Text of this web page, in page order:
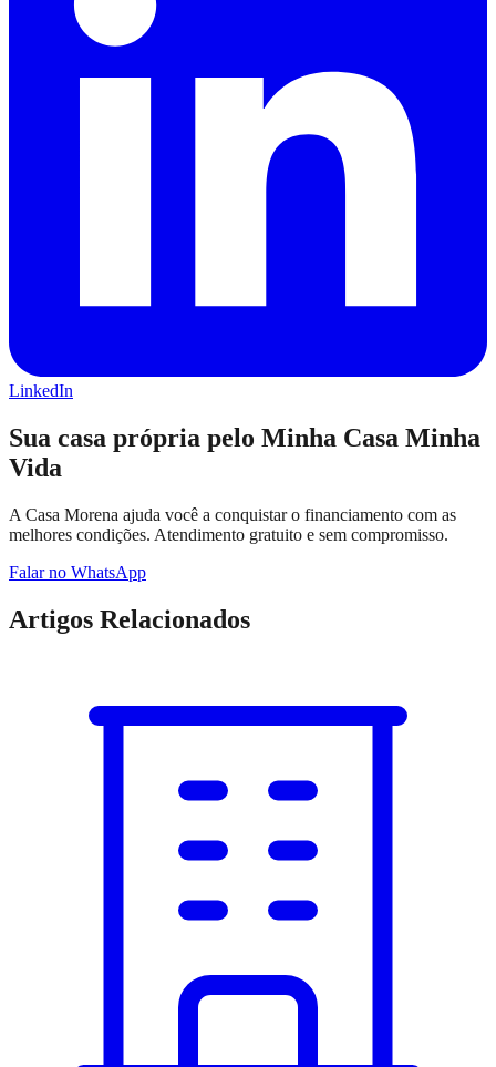
LinkedIn
Sua casa própria pelo Minha Casa Minha
Vida
A Casa Morena ajuda você a conquistar o financiamento com as
melhores condições. Atendimento gratuito e sem compromisso.
Falar no WhatsApp
Artigos Relacionados